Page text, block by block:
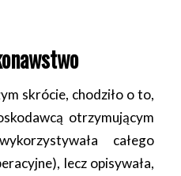
skrócie, chodziło o to,
otrzymującym
całego
lecz opisywała,